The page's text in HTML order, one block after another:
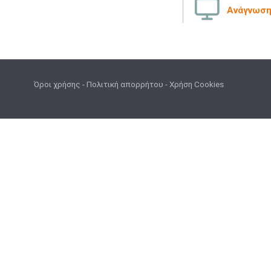
Όροι χρήσης -Πολιτική απορρήτου -Χρήση Cookies